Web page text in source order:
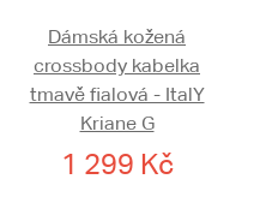
Dámská kožená
crossbody kabelka
tmavě fialová - ItalY
Kriane G
1 299 Kč